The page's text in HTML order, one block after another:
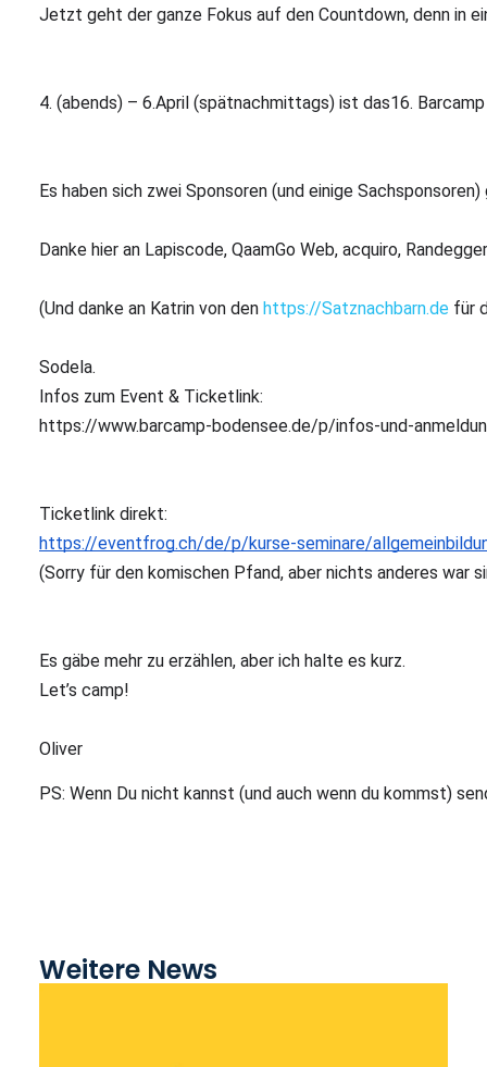
Jetzt geht der ganze Fokus auf den Countdown, denn in
4. (abends) – 6.April (spätnachmittags) ist das16.
Es haben sich zwei Sponsoren (und einige
Danke hier an Lapiscode, QaamGo Web, acquiro,
(Und danke an Katrin von den https://Satznachbarn.de für
Sodela.
Infos zum Event & Ticketlink:
https://www.barcamp-bodensee.de/p/infos-und-
Ticketlink direkt:
https://eventfrog.ch/de/p/kurse-seminare/
(Sorry für den komischen Pfand, aber nichts anderes war
Es gäbe mehr zu erzählen, aber ich halte es kurz.
Let’s camp!
Oliver
PS: Wenn Du nicht kannst (und auch wenn du kommst)
Weitere News